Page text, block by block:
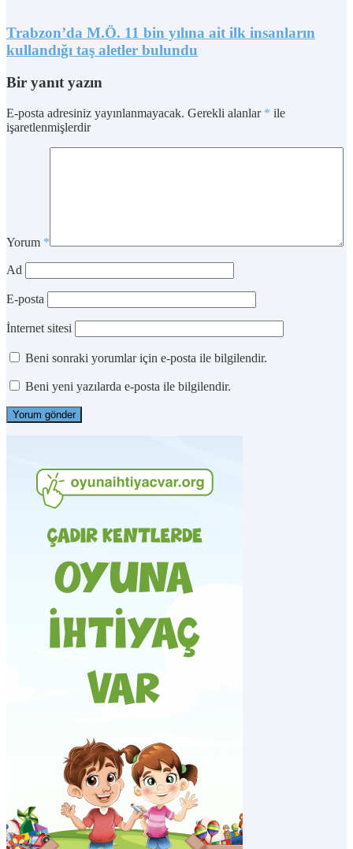
Trabzon’da M.Ö. 11 bin yılına ait ilk insanların
kullandığı taş aletler bulundu
Bir yanıt yazın
E-posta adresiniz yayınlanmayacak. Gerekli alanlar * ile
işaretlenmişlerdir
Yorum *
Ad
E-posta
İnternet sitesi
Beni sonraki yorumlar için e-posta ile bilgilendir.
Beni yeni yazılarda e-posta ile bilgilendir.